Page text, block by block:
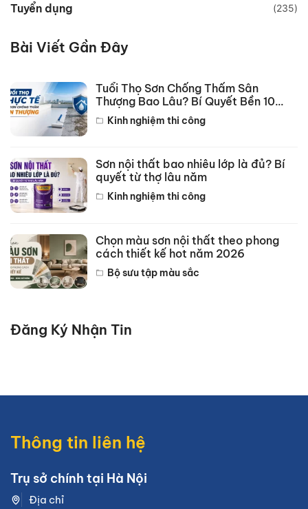
Tuyển dụng (235)
Bài Viết Gần Đây
Tuổi Thọ Sơn Chống Thấm Sân
Thượng Bao Lâu? Bí Quyết Bền 10
NămKinh nghiệm thi công
Sơn nội thất bao nhiêu lớp là đủ? Bí
quyết từ thợ lâu năm
Kinh nghiệm thi công
Chọn màu sơn nội thất theo phong
cách thiết kế hot năm 2026
Bộ sưu tập màu sắc
Đăng Ký Nhận Tin
Thông tin liên hệ
Trụ sở chính tại Hà Nội
Địa chỉ